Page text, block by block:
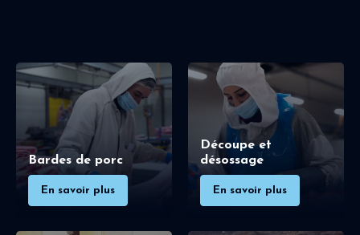
Bardes de porc
En savoir plus
Découpe et
désossage
En savoir plus